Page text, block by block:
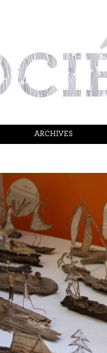
ARCHIVES